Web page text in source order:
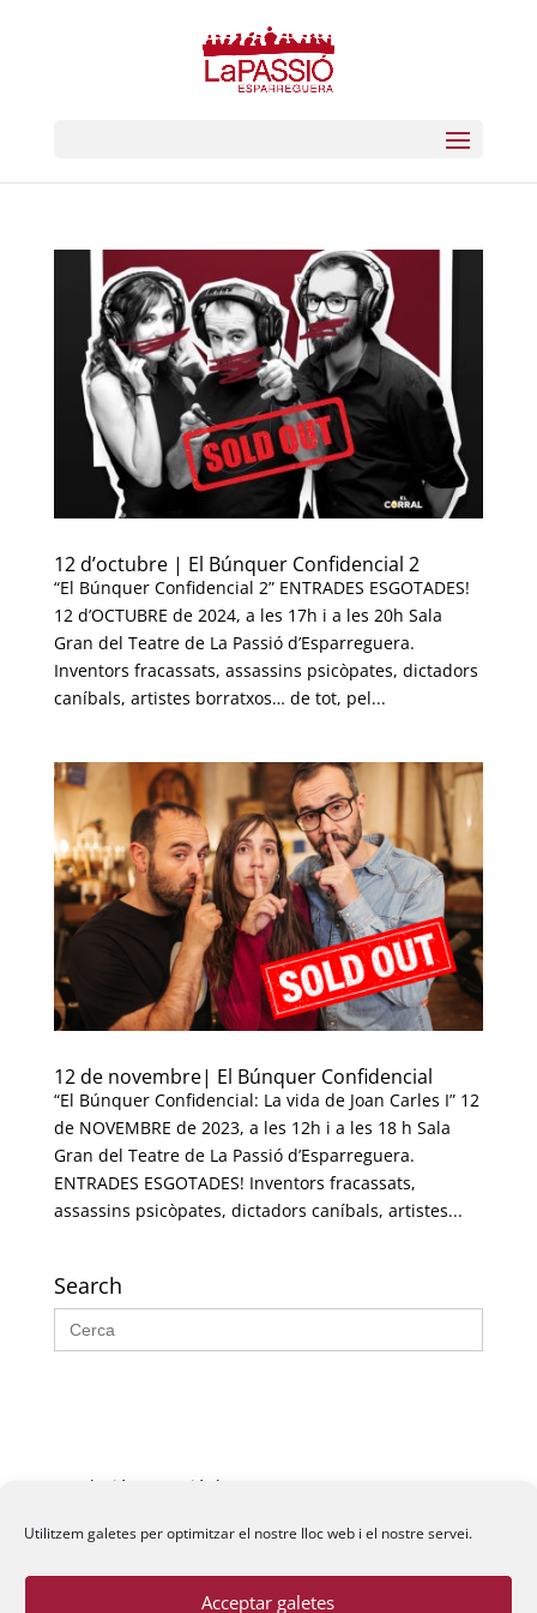
Utilitzem galetes per optimitzar el nostre lloc web i el nostre servei.
Acceptar galetes
12 d’octubre | El Búnquer Confidencial 2
“El Búnquer Confidencial 2” ENTRADES ESGOTADES!
12 d’OCTUBRE de 2024, a les 17h i a les 20h Sala
Gran del Teatre de La Passió d’Esparreguera.
Inventors fracassats, assassins psicòpates, dictadors
caníbals, artistes borratxos… de tot, pel...
12 de novembre| El Búnquer Confidencial
“El Búnquer Confidencial: La vida de Joan Carles I” 12
de NOVEMBRE de 2023, a les 12h i a les 18 h Sala
Gran del Teatre de La Passió d’Esparreguera.
ENTRADES ESGOTADES! Inventors fracassats,
assassins psicòpates, dictadors caníbals, artistes...
Search
Search
for:
Fundació La Passió d’Esparreguera, 2026